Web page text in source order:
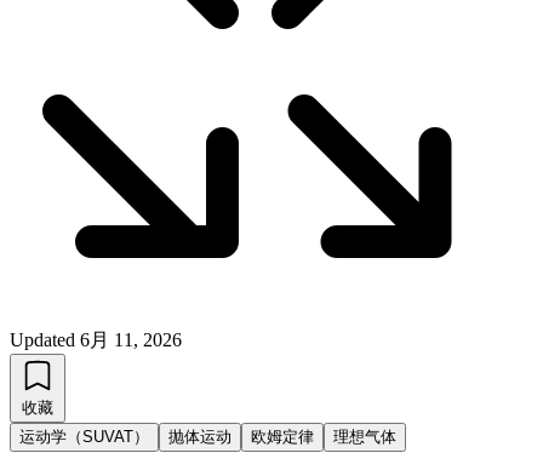
Updated 6月 11, 2026
收藏
运动学（SUVAT）
抛体运动 欧姆定律 理想气体